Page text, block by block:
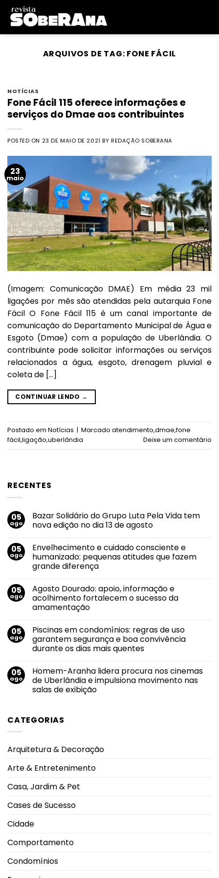
Skip
content
ARQUIVOS DE TAG: FONE FÁCIL
RECENTES
05
ago
Bazar Solidário do Grupo Luta Pela Vida tem
nova edição no dia 13 de agosto
em
Bazar
Solidário
do
Grupo
Pela
Vida
tem
nova
edição
13
de
agosto
05
ago
Envelhecimento e cuidado consciente e
humanizado: pequenas atitudes que fazem
grande diferença
em
Envelhecimento
e
cuidado
humanizado:
pequenas
atitudes
que
fazem
05
ago
Agosto Dourado: apoio, informação e
acolhimento fortalecem o sucesso da
amamentação
em
Agosto
Dourado:
apoio,
acolhimento
fortalecem
o
sucesso
da
05
ago
Piscinas em condomínios: regras de uso
garantem segurança e boa convivência
durante os dias mais quentes
em
Piscinas
em
condomínios:
segurança
durante
os
mais
quentes
05
ago
Homem-Aranha lidera procura nos cinemas
de Uberlândia e impulsiona movimento nas
salas de exibição
Homem-
Aranha
cinemas
e
movimento
nas
de
exibição
CATEGORIAS
Arquitetura & Decoração
Arte & Entretenimento
Casa, Jardim & Pet
Cases de Sucesso
Cidade
Comportamento
Condomínios
NOTÍCIAS
Fone Fácil 115 oferece informações e
serviços do Dmae aos contribuintes
POSTED ON 23 DE MAIO DE 2021 BY REDAÇÃO SOBERANA
23
maio
(Imagem: Comunicação DMAE) Em média 23 mil
ligações por mês são atendidas pela autarquia Fone
Fácil O Fone Fácil 115 é um canal importante de
comunicação do Departamento Municipal de Água e
Esgoto (Dmae) com a população de Uberlândia. O
contribuinte pode solicitar informações ou serviços
relacionados a água, esgoto, drenagem pluvial e
coleta de […]
CONTINUAR LENDO →
Postado em Notícias | Marcado atendimento,dmae,fone
fácil,ligação,uberlândia Deixe um comentário